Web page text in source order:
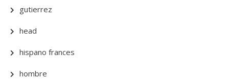
gutierrez
head
hispano frances
hombre